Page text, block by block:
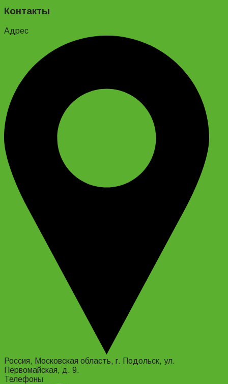
Контакты
Адрес
Россия, Московская область, г. Подольск, ул.
Первомайская, д. 9.
Телефоны